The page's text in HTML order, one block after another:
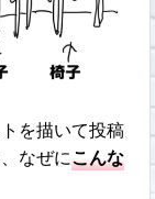
を描いて投稿
なぜにこんな